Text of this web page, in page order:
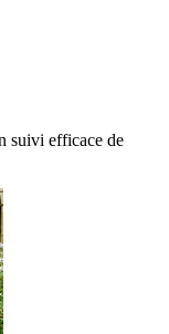
suivi efficace de